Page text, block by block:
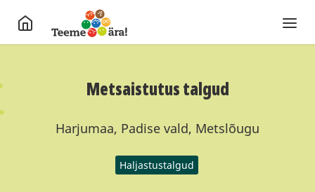
Metsaistutus talgud
Harjumaa, Padise vald, Metslõugu
Haljastustalgud